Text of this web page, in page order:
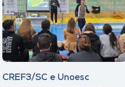
CREF3/SC e Unoesc